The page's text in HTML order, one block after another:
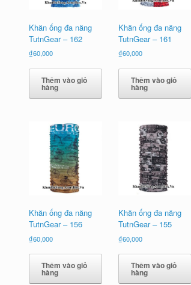
Khăn ống đa năng
TutnGear – 162
₫60,000
Thêm vào giỏ
hàng
Khăn ống đa năng
TutnGear – 161
₫60,000
Thêm vào giỏ
hàng
Khăn ống đa năng
TutnGear – 156
₫60,000
Thêm vào giỏ
hàng
Khăn ống đa năng
TutnGear – 155
₫60,000
Thêm vào giỏ
hàng